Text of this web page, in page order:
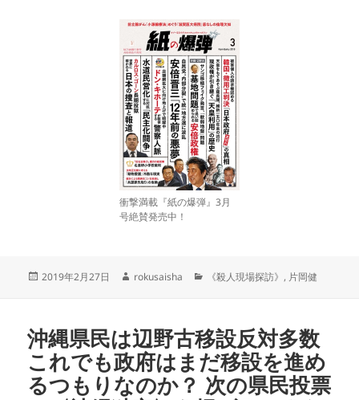
衝撃満載『紙の爆弾』3月
号絶賛発売中！
投
2019年2月27日
作
rokusaisha
カ
ー
《殺人現場探訪》 , 片岡健
沖縄県民は辺野古移設反対多数
これでも政府はまだ移設を進め
るつもりなのか？ 次の県民投票